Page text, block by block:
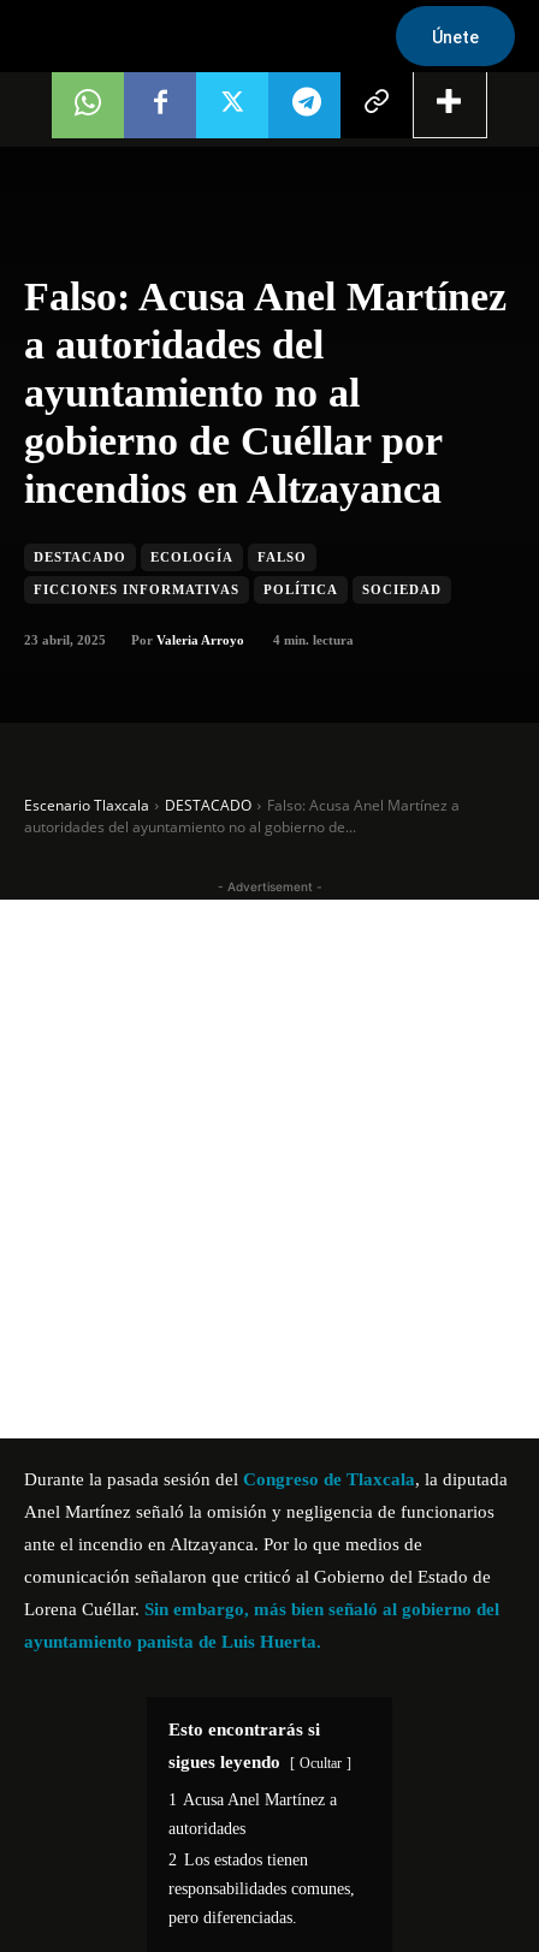
Únete
Falso: Acusa Anel Martínez
a autoridades del
ayuntamiento no al
gobierno de Cuéllar por
incendios en Altzayanca
DESTACADO ECOLOGÍA FALSO
FICCIONES INFORMATIVAS POLÍTICA SOCIEDAD
23 abril, 2025 Por Valeria Arroyo 4 min. lectura
Escenario Tlaxcala DESTACADO
Falso: Acusa Anel Martínez a
autoridades del ayuntamiento no al gobierno de...
- Advertisement -
Durante la pasada sesión del Congreso de Tlaxcala, la diputada
Anel Martínez señaló la omisión y negligencia de funcionarios
ante el incendio en Altzayanca. Por lo que medios de
comunicación señalaron que criticó al Gobierno del Estado de
Lorena Cuéllar. Sin embargo, más bien señaló al gobierno del
ayuntamiento panista de Luis Huerta.
Esto encontrarás si
sigues leyendo
Ocultar
1 Acusa Anel Martínez a
autoridades
2 Los estados tienen
responsabilidades comunes,
pero diferenciadas.